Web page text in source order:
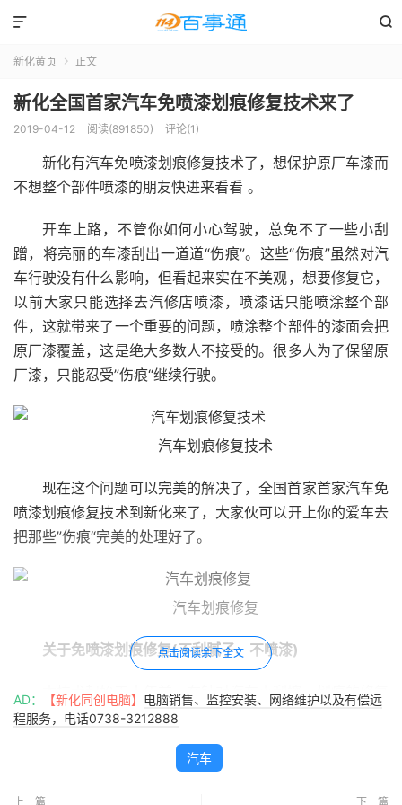


新化黄页  正文
新化全国首家汽车免喷漆划痕修复技术来了
2019-04-12 阅读(891850) 评论(1)
新化有汽车免喷漆划痕修复技术了，想保护原厂车漆而
不想整个部件喷漆的朋友快进来看看 。
开车上路，不管你如何小心驾驶，总免不了一些小刮
蹭，将亮丽的车漆刮出一道道“伤痕”。这些“伤痕”虽然对汽
车行驶没有什么影响，但看起来实在不美观，想要修复它，
以前大家只能选择去汽修店喷漆，喷漆话只能喷涂整个部
件，这就带来了一个重要的问题，喷涂整个部件的漆面会把
原厂漆覆盖，这是绝大多数人不接受的。很多人为了保留原
厂漆，只能忍受”伤痕“继续行驶。
汽车划痕修复技术
现在这个问题可以完美的解决了，全国首家首家汽车免
喷漆划痕修复技术到新化来了，大家伙可以开上你的爱车去
把那些”伤痕“完美的处理好了。
汽车划痕修复
关于免喷漆划痕修复(不刮腻子、不喷漆)
本技术起始于十年前，在针对汽车小刮擦、划痕的修复
过程中，以现有技术，只要是打磨不掉、抛不掉的，只能以
喷漆的方式进行维修，这样的修复其过程复杂、时间长、耗
材用量多，更不利的是，需要喷涂整个部件，从而带来一系
点击阅读余下全文
AD： 【新化同创电脑】 电脑销售、监控安装、网络维护以及有偿远
程服务，电话0738-3212888
汽车
上一篇 下一篇